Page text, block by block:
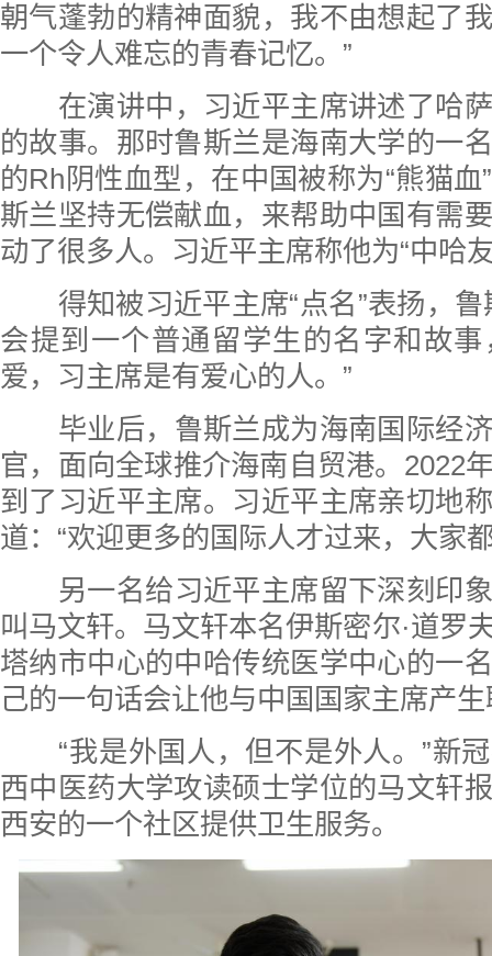
朝气蓬勃的精神面貌，我不由想起了
一个令人难忘的青春记忆。”
在演讲中，习近平主席讲述了哈
的故事。那时鲁斯兰是海南大学的一
的Rh阴性血型，在中国被称为“熊猫
斯兰坚持无偿献血，来帮助中国有需
动了很多人。习近平主席称他为“中哈
得知被习近平主席“点名”表扬，
会提到一个普通留学生的名字和故
爱，习主席是有爱心的人。”
毕业后，鲁斯兰成为海南国际经
官，面向全球推介海南自贸港。2022
到了习近平主席。习近平主席亲切地
道：“欢迎更多的国际人才过来，大家
另一名给习近平主席留下深刻印
叫马文轩。马文轩本名伊斯密尔·道罗
塔纳市中心的中哈传统医学中心的一
己的一句话会让他与中国国家主席产
“我是外国人，但不是外人。”新
西中医药大学攻读硕士学位的马文轩
西安的一个社区提供卫生服务。